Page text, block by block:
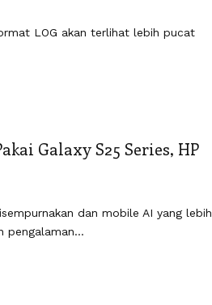
LOG akan terlihat lebih pucat
Galaxy S25 Series, HP
dan mobile AI yang lebih
pengalaman...